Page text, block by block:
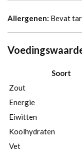
Allergenen: Bevat
Soort
Zout
Energie
Eiwitten
Koolhydraten
Vet